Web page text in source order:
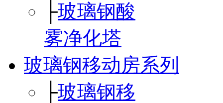
├玻璃钢酸
雾净化塔
玻璃钢移动房系列
├玻璃钢移